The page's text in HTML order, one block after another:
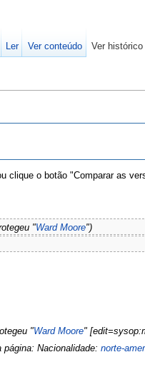
clique o botão "Comparar as
"Ward Moore")
"Ward Moore"
página: Nacionalidade: norte-
Ler Ver conteúdo Ver histórico